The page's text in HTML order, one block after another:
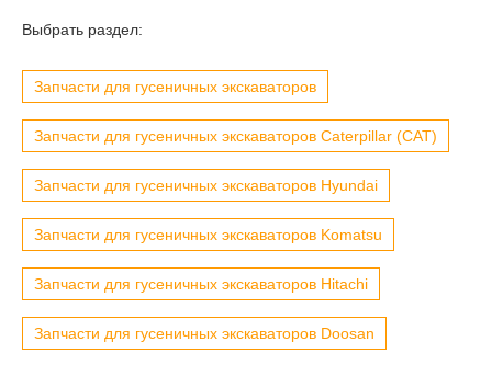
Выбрать раздел:
Запчасти для гусеничных экскаваторов
Запчасти для гусеничных экскаваторов Caterpillar (CAT)
Запчасти для гусеничных экскаваторов Hyundai
Запчасти для гусеничных экскаваторов Komatsu
Запчасти для гусеничных экскаваторов Hitachi
Запчасти для гусеничных экскаваторов Doosan